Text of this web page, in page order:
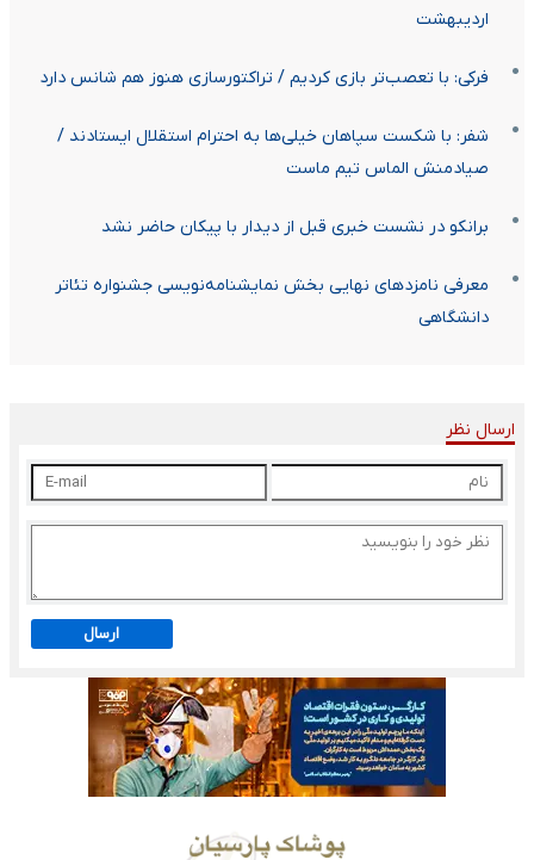
اردیبهشت
فرکی: با تعصب‌تر بازی کردیم / تراکتورسازی هنوز هم شانس دارد
شفر: با شکست سپاهان خیلی‌ها به احترام استقلال ایستادند /
صیادمنش الماس تیم ماست
برانکو در نشست خبری قبل از دیدار با پیکان حاضر نشد
معرفی نامزدهای نهایی بخش نمایشنامه‌نویسی جشنواره تئاتر
دانشگاهی
ارسال نظر
ارسال